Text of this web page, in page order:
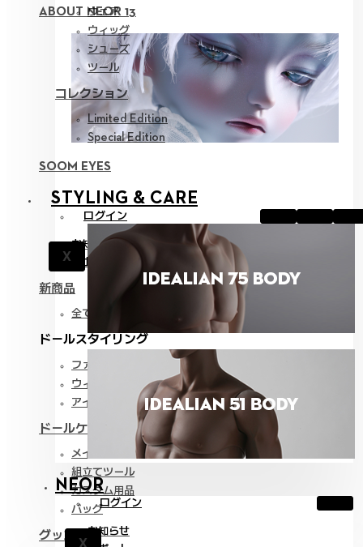
ABOUT NEOR 13
SOOM EYES
STYLING & CARE
ログイン
X
お知らせ
サポート
新商品
全て見る
ドールスタイリング
ファッション
ウィッグ
アイ
ドールケア
メイク用品
組立てツール
カスタム用品
バッグ
グッズ
ウェア
ウィッグ
シューズ
ツール
コレクション
Limited Edition
Special Edition
NEOR
ログイン
X
お知らせ